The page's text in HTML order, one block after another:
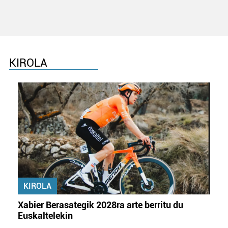
KIROLA
KIROLA
Xabier Berasategik 2028ra arte berritu du
Euskaltelekin